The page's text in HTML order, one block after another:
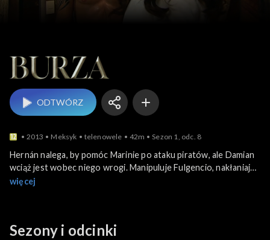
ODTWÓRZ
2013 Meksyk telenowele 42m Sezon 1, odc. 8
Hernán nalega, by pomóc Marinie po ataku piratów, ale Damian
wciąż jest wobec niego wrogi. Manipuluje Fulgencio, nakłaniając
go do pojednania z Damianem, by nie stracić wpływów.
więcej
Sezony i odcinki